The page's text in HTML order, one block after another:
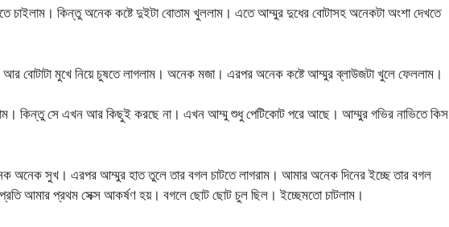
চাইলাম। কিন্তু অনেক কষ্টে দুইটা বোতাম খুললাম। এতে আম্মুর দুধের বোটাসহ অনেকটা অংশা দেখতে
বোটাটা মুখে নিয়ে চুষতে লাগলাম। অনেক মজা। এরপর অনেক কষ্টে আম্মুর ব্লাউজটা খুলে ফেললাম।
কিন্তু সে এখন আর কিছুই করছে না। এখন আম্মু শুধু পেটিকোট পরে আছে। আম্মুর গভির নাভিতে কিস
সুখ। এরপর আম্মুর হাত তুলে তার বগল চাটতে লাগরাম। আমার অনেক দিনের ইচ্ছে তার বগল
আমার প্রথম সেক্স আকর্ষণ হয়। বগলে ছোট ছোট চুল ছিল। ইচ্ছেমতো চাটলাম।